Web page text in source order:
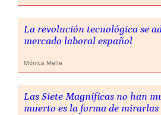
La revolución tecnológica se
mercado laboral español
Mónica Melle
Las Siete Magníficas no han
muerto es la forma de mirarlas